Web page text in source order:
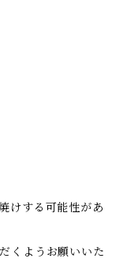
けする可能性があ
くようお願いいた